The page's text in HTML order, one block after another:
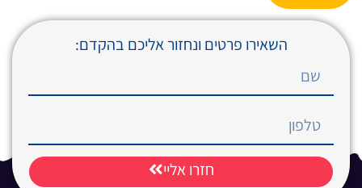
השאירו פרטים ונחזור אליכם בהקדם:
חזרו אליי